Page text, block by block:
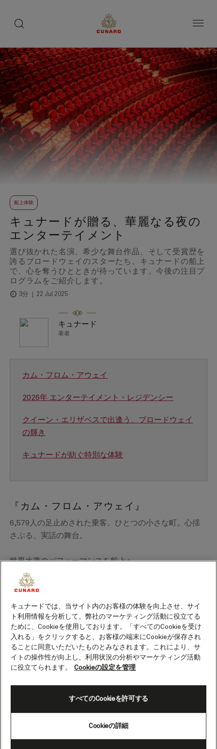
へ
ス
キ
ッ
プ
船上体験
キュナードが贈る、華麗なる夜の
エンターテイメント
選び抜かれた名演、希少な舞台作品、そして受賞歴を
誇るブロードウェイのスターたち。キュナードの船上
で、心を奪うひとときが待っています。今後の注目プ
ログラムをご紹介します。
3分 22 Jul 2025
キュナード
著者
カム・フロム・アウェイ
2026年 エンターテイメント・レジデンシー
クイーン・エリザベスで出逢う、ブロードウェイ
の輝き
キュナードが紡ぐ特別な体験
『カム・フロム・アウェイ』
6,579人の足止めされた乗客。ひとつの小さな町。心揺
さぶる、実話の舞台。
世界水準のパフォーマンスを船上へ――
キュナードでは、オリヴィエ賞とトニー賞を受賞した感
動作『カム・フロム・アウェイ』を、クイーン・エリザ
作は、9.11の影響でカナダの小さな町に緊急着陸した
6,579人の乗客と、彼らを温かく迎え入れたニューファ
ンドランドの人々の実話を描いています。
“カム・フロム・アウェイ”――遠くから来た人々を、心
れることでしょう。
クイーン・エリザベスでのカリブ海クルーズを、今すぐ
キュナードでは、当サイト内のお客様の体験を向上させ、サイ
ト利用情報を分析して、弊社のマーケティング活動に役立てる
ために、Cookieを使用しております。「すべてのCookieを受け
入れる」をクリックすると、お客様の端末にCookieが保存され
ることに同意いただいたものとみなされます。これにより、サ
イトの操作性が向上し、利用状況の分析やマーケティング活動
に役立てられます。
Cookieの設定を管理
Cookieの詳細
すべてのCookieを許可する